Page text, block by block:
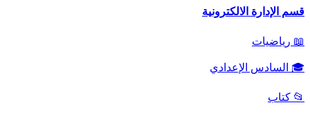
قسم الإدارة الالكترونية
📖 رياضيات
🎓 السادس الإعدادي
📂 كتاب